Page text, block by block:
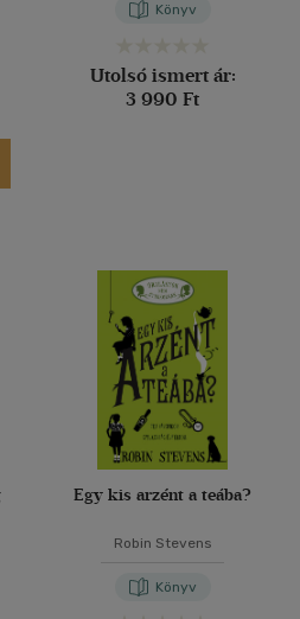
Könyv
Utolsó ismert ár:
3 990 Ft
Egy kis arzént a teába?
Robin Stevens
Könyv